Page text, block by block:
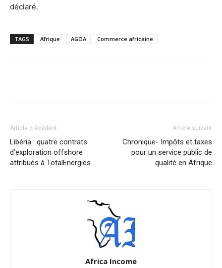
déclaré.
TAGS Afrique AGOA Commerce africaine
Article précédent
Libéria : quatre contrats
d’exploration offshore
attribués à TotalEnergies
Article suivant
Chronique- Impôts et taxes
pour un service public de
qualité en Afrique
Africa Income